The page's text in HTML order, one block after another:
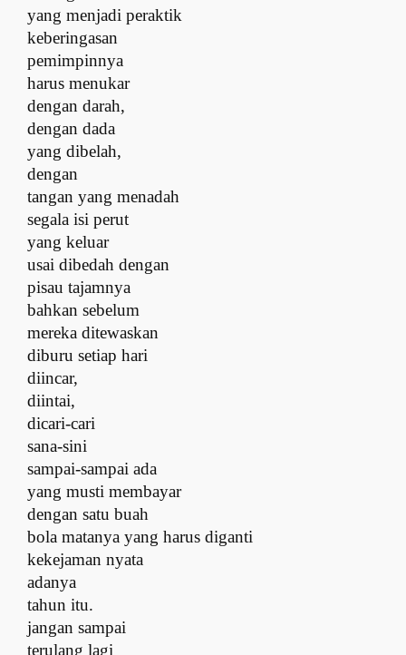
yang menjadi peraktik
keberingasan
pemimpinnya
harus menukar
dengan darah,
dengan dada
yang dibelah,
dengan
tangan yang menadah
segala isi perut
yang keluar
usai dibedah dengan
pisau tajamnya
bahkan sebelum
mereka ditewaskan
diburu setiap hari
diincar,
diintai,
dicari-cari
sana-sini
sampai-sampai ada
yang musti membayar
dengan satu buah
bola matanya yang harus diganti
kekejaman nyata
adanya
tahun itu.
jangan sampai
terulang lagi